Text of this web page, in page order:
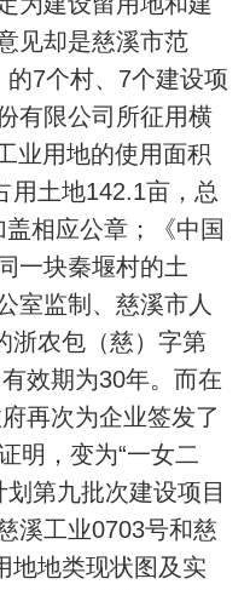
见却是慈溪市范
7个村、7个建设项
有限公司所征用横
业用地的使用面积
用土地142.1亩，总
相应公章；《中国
一块秦堰村的土
室监制、慈溪市人
浙农包（慈）字第
效期为30年。而在
再次为企业签发了
明，变为“一女二
第九批次建设项目
溪工业0703号和慈
地地类现状图及实